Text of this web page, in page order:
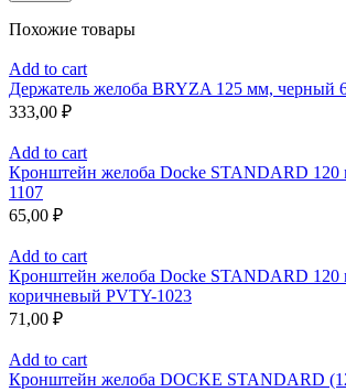
Похожие товары
Add to cart
Держатель желоба BRYZA 125 мм, черный
333,00 ₽
Add to cart
Кронштейн желоба Docke STANDARD
1107
65,00 ₽
Add to cart
Кронштейн желоба Docke STANDARD 120
коричневый PVTY-1023
71,00 ₽
Add to cart
Кронштейн желоба DOCKE STANDARD